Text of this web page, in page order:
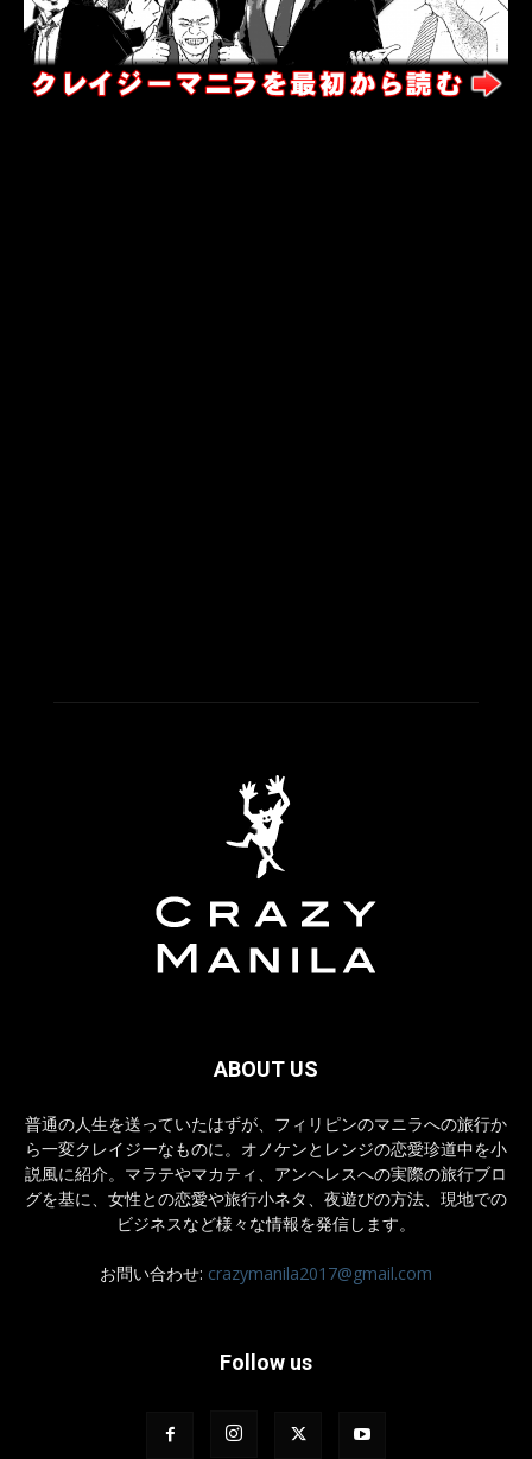
ABOUT US
普通の人生を送っていたはずが、フィリピンのマニラへの旅行か
ら一変クレイジーなものに。オノケンとレンジの恋愛珍道中を小
説風に紹介。マラテやマカティ、アンヘレスへの実際の旅行ブロ
グを基に、女性との恋愛や旅行小ネタ、夜遊びの方法、現地での
ビジネスなど様々な情報を発信します。
お問い合わせ: crazymanila2017@gmail.com
Follow us